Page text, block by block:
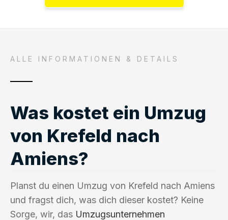
ALLE INFORMATIONEN & DETAILS
Was kostet ein Umzug
von Krefeld nach
Amiens?
Planst du einen Umzug von Krefeld nach Amiens
und fragst dich, was dich dieser kostet? Keine
Sorge, wir, das Umzugsunternehmen